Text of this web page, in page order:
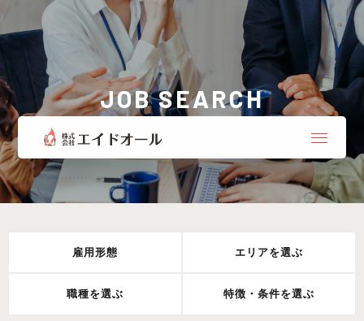
JOB SEARCH
雇用形態 エリアを選ぶ
職種を選ぶ 特徴・条件を選ぶ